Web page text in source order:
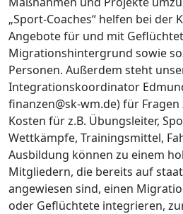
„Sport-Coaches“ helfen bei der
Angebote für und mit
Migrationshintergrund sowie
Personen. Außerdem steht
Integrationskoordinator
finanzen@sk-wm.de) für
Kosten für z.B. Übungsleiter,
Wettkämpfe, Trainingsmittel,
Ausbildung können zu einem
Mitgliedern, die bereits auf
angewiesen sind, einen
oder Geflüchtete integrieren,